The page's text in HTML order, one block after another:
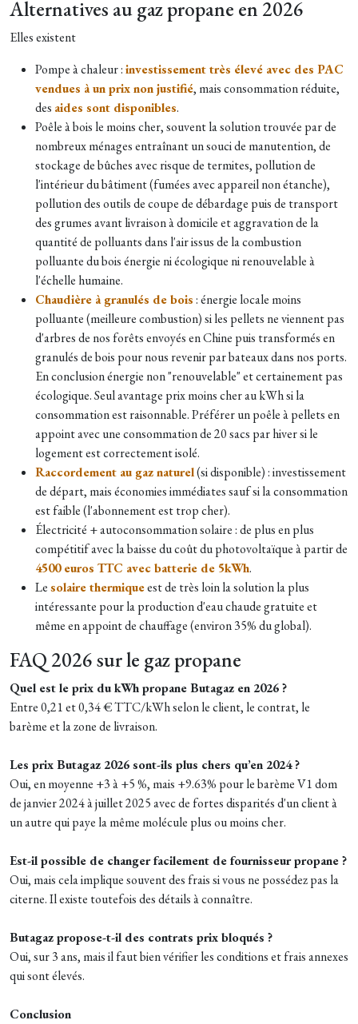
Alternatives au gaz propane en 2026
Elles existent
Pompe à chaleur :investissement très élevé avec des PAC
vendues à un prix non justifié, mais consommation réduite,
des aides sont disponibles.
Poêle à bois le moins cher, souvent la solution trouvée par de
nombreux ménages entraînant un souci de manutention, de
stockage de bûches avec risque de termites, pollution de
l'intérieur du bâtiment (fumées avec appareil non étanche),
pollution des outils de coupe de débardage puis de transport
des grumes avant livraison à domicile et aggravation de la
quantité de polluants dans l'air issus de la combustion
polluante du bois énergie ni écologique ni renouvelable à
l'échelle humaine.
Chaudière à granulés de bois: énergie locale moins
polluante (meilleure combustion) si les pellets ne viennent pas
d'arbres de nos forêts envoyés en Chine puis transformés en
granulés de bois pour nous revenir par bateaux dans nos ports.
En conclusion énergie non "renouvelable" et certainement pas
écologique. Seul avantage prix moins cher au kWh si la
consommation est raisonnable. Préférer un poêle à pellets en
appoint avec une consommation de 20 sacs par hiver si le
logement est correctement isolé.
Raccordement au gaz naturel(si disponible) : investissement
de départ, mais économies immédiates sauf si la consommation
est faible (l'abonnement est trop cher).
Électricité + autoconsommation solaire : de plus en plus
compétitif avec la baisse du coût du photovoltaïque à partir de
4500 euros TTC avec batterie de 5kWh.
Lesolaire thermiqueest de très loin la solution la plus
intéressante pour la production d'eau chaude gratuite et
même en appoint de chauffage (environ 35% du global).
FAQ 2026 sur le gaz propane
Quel est le prix du kWh propane Butagaz en 2026 ?
Entre 0,21 et 0,34 € TTC/kWh selon le client, le contrat, le
barème et la zone de livraison.
Les prix Butagaz 2026 sont-ils plus chers qu’en 2024 ?
Oui, en moyenne +3 à +5 %, mais +9.63% pour le barème V1 dom
de janvier 2024 à juillet 2025 avec de fortes disparités d'un client à
un autre qui paye la même molécule plus ou moins cher.
Est-il possible de changer facilement de fournisseur propane ?
Oui, mais cela implique souvent des frais si vous ne possédez pas la
citerne. Il existe toutefois des détails à connaître.
Butagaz propose-t-il des contrats prix bloqués ?
Oui, sur 3 ans, mais il faut bien vérifier les conditions et frais annexes
qui sont élevés.
Conclusion